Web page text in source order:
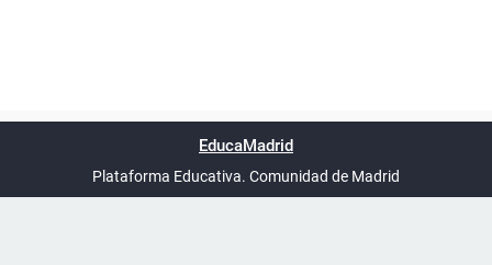
UTC+02:00
phpBB España
EducaMadrid
Plataforma Educativa. Comunidad de Madrid